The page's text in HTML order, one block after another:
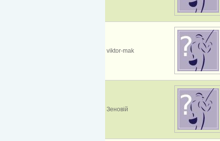
viktor-mak
Зеновій